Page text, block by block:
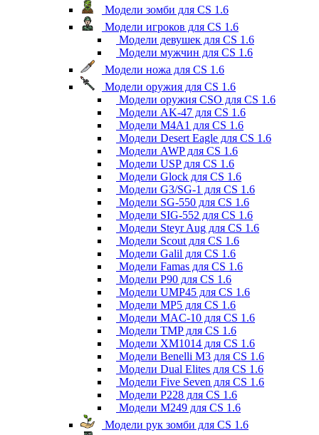
Модели зомби для CS 1.6
Модели игроков для CS 1.6
Модели девушек для CS 1.6
Модели мужчин для CS 1.6
Модели ножа для CS 1.6
Модели оружия для CS 1.6
Модели оружия CSO для CS 1.6
Модели AK-47 для CS 1.6
Модели M4A1 для CS 1.6
Модели Desert Eagle для CS 1.6
Модели AWP для CS 1.6
Модели USP для CS 1.6
Модели Glock для CS 1.6
Модели G3/SG-1 для CS 1.6
Модели SG-550 для CS 1.6
Модели SIG-552 для CS 1.6
Модели Steyr Aug для CS 1.6
Модели Scout для CS 1.6
Модели Galil для CS 1.6
Модели Famas для CS 1.6
Модели P90 для CS 1.6
Модели UMP45 для CS 1.6
Модели MP5 для CS 1.6
Модели MAC-10 для CS 1.6
Модели TMP для CS 1.6
Модели XM1014 для CS 1.6
Модели Benelli M3 для CS 1.6
Модели Dual Elites для CS 1.6
Модели Five Seven для CS 1.6
Модели P228 для CS 1.6
Модели M249 для CS 1.6
Модели рук зомби для CS 1.6